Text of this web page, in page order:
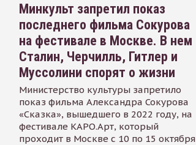
Минкульт запретил показ
последнего фильма Сокурова
на фестивале в Москве. В нем
Сталин, Черчилль, Гитлер и
Муссолини спорят о жизни
Министерство культуры запретило
показ фильма Александра Сокурова
«Сказка», вышедшего в 2022 году, на
фестивале КАРО.Арт, который
проходит в Москве с 10 по 15 октября